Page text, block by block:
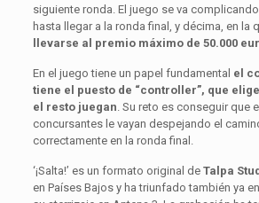
siguiente ronda. El juego se va
hasta llegar a la ronda final, y décima, en la
llevarse al premio máximo de 50.000
En el juego tiene un papel fundamental el
tiene el puesto de “controller”, que
el resto juegan . Su reto es conseguir que
concursantes le vayan despejando el
correctamente en la ronda final.
‘¡Salta!’ es un formato original de Talpa
en Países Bajos y ha triunfado también ya